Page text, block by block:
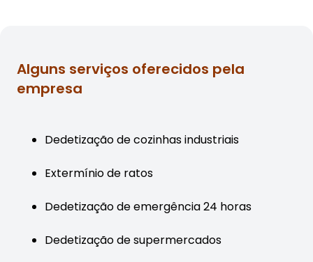
Alguns serviços oferecidos pela
empresa
Dedetização de cozinhas industriais
Extermínio de ratos
Dedetização de emergência 24 horas
Dedetização de supermercados